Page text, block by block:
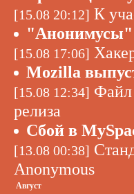
[15.08 20:12] К
"Анонимусы"
[15.08 17:06]
Mozilla
[15.08 12:34] Файл
релиза
Сбой в
[13.08 00:38]
Anonymous
Август